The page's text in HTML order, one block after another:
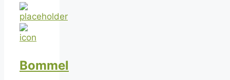
Bommel